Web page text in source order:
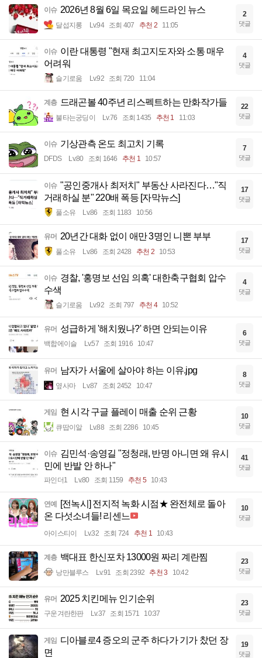
이슈 2026년 8월 6일 목요일 헤드라인 뉴스
달섭지롱 Lv.94 조회 407 추천 2 11:05
2
댓글
이슈 이란 대통령 "현재 최고지도자와 소통 매우
어려워
슬기로움 Lv.92 조회 720 11:04
4
댓글
계층 드래곤볼 40주년 리스펙트하는 만화작가들
불타는궁딩이 Lv.76 조회 1435 추천 1 11:03
22
댓글
이슈 기상관측 온도 최고치 기록
DFDS Lv.80 조회 1646 추천 1 10:57
7
댓글
이슈 "공인중개사 최저치" 부동산 사라진다…"직
거래하실 분" 220배 폭등 [자막뉴스]
풀소유 Lv.86 조회 1183 10:56
17
댓글
유머 20년간 대화 없이 애만 3명인 니뽄 부부
풀소유 Lv.86 조회 2428 추천 2 10:53
17
댓글
이슈 경찰, '홍명보 선임 의혹' 대한축구협회 압수
수색
슬기로움 Lv.92 조회 797 추천 4 10:52
4
댓글
유머 성급하게 '해치웠나?' 하면 안되는이유
백합에이슬 Lv.57 조회 1916 10:47
6
댓글
유머 남자가 서울에 살아야 하는 이유.jpg
옆사마 Lv.87 조회 2452 10:47
8
댓글
게임 현 시각 구글 플레이 매출 순위 근황
큐땁이알 Lv.88 조회 2286 10:45
10
댓글
이슈 김민석·송영길 "정청래, 반명 아니면 왜 유시
민에 반발 안 하나"
파인더1 Lv.80 조회 1159 추천 5 10:43
41
댓글
연예 [전녹시] 전지적 녹화 시점★ 완전체로 돌아
온 다섯소녀들! 리센느
아이스티이 Lv.32 조회 724 추천 1 10:43
10
댓글
계층 백대표 한신포차 13000원 짜리 계란찜
낭만블루스 Lv.91 조회 2392 추천 3 10:42
23
댓글
유머 2025 치킨메뉴 인기순위
구운겨란한판 Lv.37 조회 1571 10:37
23
댓글
게임 디아블로4 증오의 군주 하다가 기가 찼던 장
면
19
댓글